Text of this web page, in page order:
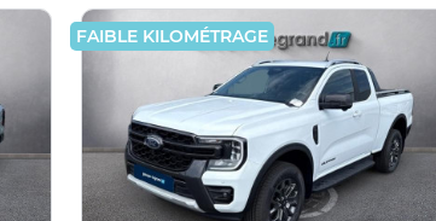
FAIBLE KILOMÉTRAGE